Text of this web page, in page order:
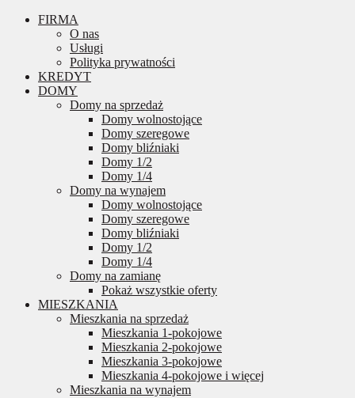
FIRMA
O nas
Usługi
Polityka prywatności
KREDYT
DOMY
Domy na sprzedaż
Domy wolnostojące
Domy szeregowe
Domy bliźniaki
Domy 1/2
Domy 1/4
Domy na wynajem
Domy wolnostojące
Domy szeregowe
Domy bliźniaki
Domy 1/2
Domy 1/4
Domy na zamianę
Pokaż wszystkie oferty
MIESZKANIA
Mieszkania na sprzedaż
Mieszkania 1-pokojowe
Mieszkania 2-pokojowe
Mieszkania 3-pokojowe
Mieszkania 4-pokojowe i więcej
Mieszkania na wynajem